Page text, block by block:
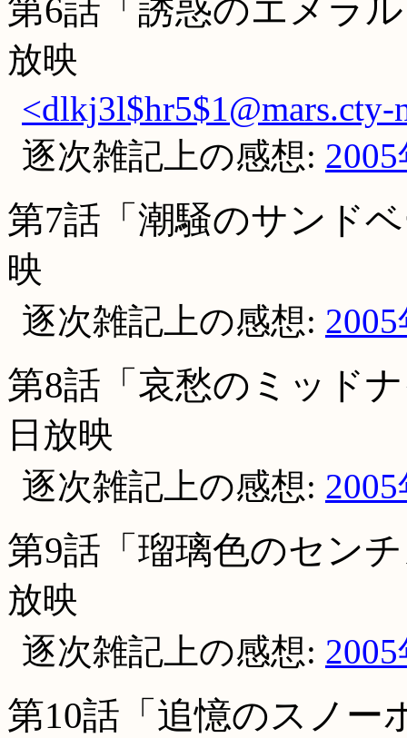
第6話「誘惑のエメラ
放映
<dlkj3l$hr5$1@mars.cty-
逐次雑記上の感想:
第7話「潮騒のサンド
映
逐次雑記上の感想:
第8話「哀愁のミッド
日放映
逐次雑記上の感想:
第9話「瑠璃色のセン
放映
逐次雑記上の感想:
第10話「追憶のスノー